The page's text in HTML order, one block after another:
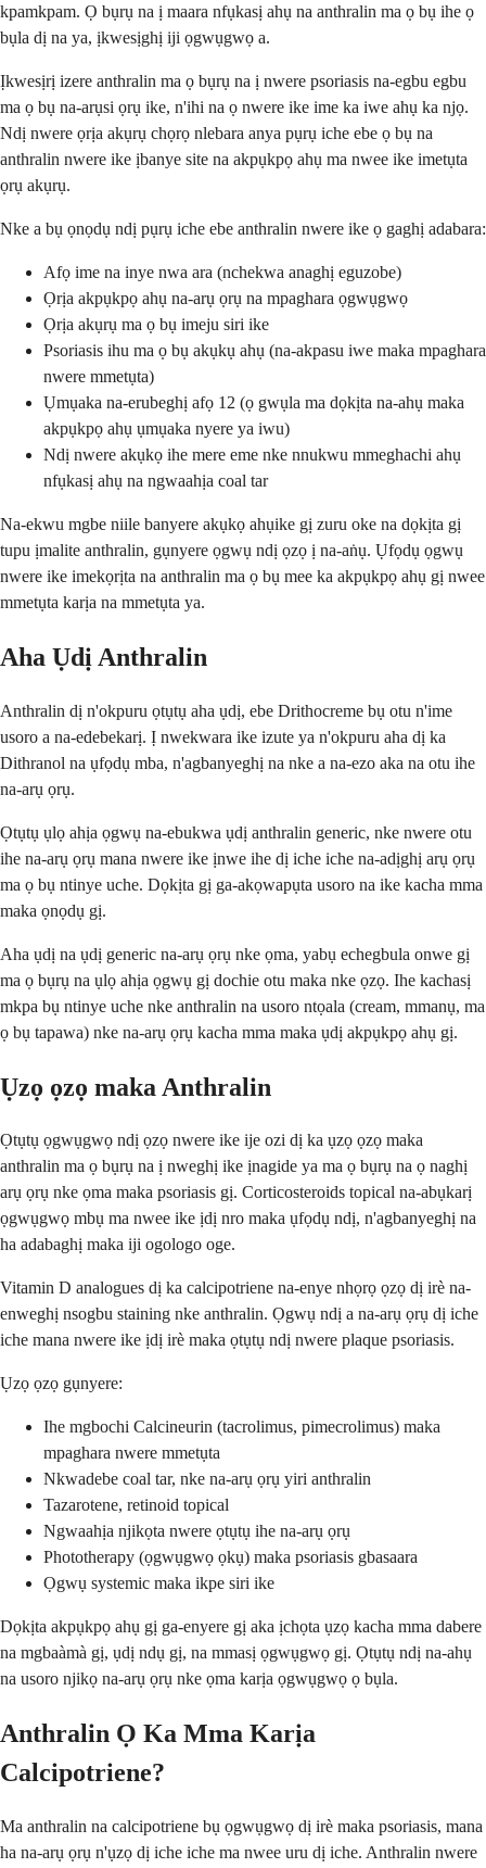
kpamkpam. Ọ bụrụ na ị maara nfụkasị ahụ na anthralin ma ọ bụ ihe ọ
bụla dị na ya, ịkwesịghị iji ọgwụgwọ a.
Ịkwesịrị izere anthralin ma ọ bụrụ na ị nwere psoriasis na-egbu egbu
ma ọ bụ na-arụsi ọrụ ike, n'ihi na ọ nwere ike ime ka iwe ahụ ka njọ.
Ndị nwere ọrịa akụrụ chọrọ nlebara anya pụrụ iche ebe ọ bụ na
anthralin nwere ike ịbanye site na akpụkpọ ahụ ma nwee ike imetụta
ọrụ akụrụ.
Nke a bụ ọnọdụ ndị pụrụ iche ebe anthralin nwere ike ọ gaghị adabara:
Afọ ime na inye nwa ara (nchekwa anaghị eguzobe)
Ọrịa akpụkpọ ahụ na-arụ ọrụ na mpaghara ọgwụgwọ
Ọrịa akụrụ ma ọ bụ imeju siri ike
Psoriasis ihu ma ọ bụ akụkụ ahụ (na-akpasu iwe maka mpaghara
nwere mmetụta)
Ụmụaka na-erubeghị afọ 12 (ọ gwụla ma dọkịta na-ahụ maka
akpụkpọ ahụ ụmụaka nyere ya iwu)
Ndị nwere akụkọ ihe mere eme nke nnukwu mmeghachi ahụ
nfụkasị ahụ na ngwaahịa coal tar
Na-ekwu mgbe niile banyere akụkọ ahụike gị zuru oke na dọkịta gị
tupu ịmalite anthralin, gụnyere ọgwụ ndị ọzọ ị na-aṅụ. Ụfọdụ ọgwụ
nwere ike imekọrịta na anthralin ma ọ bụ mee ka akpụkpọ ahụ gị nwee
mmetụta karịa na mmetụta ya.
Aha Ụdị Anthralin
Anthralin dị n'okpuru ọtụtụ aha ụdị, ebe Drithocreme bụ otu n'ime
usoro a na-edebekarị. Ị nwekwara ike izute ya n'okpuru aha dị ka
Dithranol na ụfọdụ mba, n'agbanyeghị na nke a na-ezo aka na otu ihe
na-arụ ọrụ.
Ọtụtụ ụlọ ahịa ọgwụ na-ebukwa ụdị anthralin generic, nke nwere otu
ihe na-arụ ọrụ mana nwere ike ịnwe ihe dị iche iche na-adịghị arụ ọrụ
ma ọ bụ ntinye uche. Dọkịta gị ga-akọwapụta usoro na ike kacha mma
maka ọnọdụ gị.
Aha ụdị na ụdị generic na-arụ ọrụ nke ọma, yabụ echegbula onwe gị
ma ọ bụrụ na ụlọ ahịa ọgwụ gị dochie otu maka nke ọzọ. Ihe kachasị
mkpa bụ ntinye uche nke anthralin na usoro ntọala (cream, mmanụ, ma
ọ bụ tapawa) nke na-arụ ọrụ kacha mma maka ụdị akpụkpọ ahụ gị.
Ụzọ ọzọ maka Anthralin
Ọtụtụ ọgwụgwọ ndị ọzọ nwere ike ije ozi dị ka ụzọ ọzọ maka
anthralin ma ọ bụrụ na ị nweghị ike ịnagide ya ma ọ bụrụ na ọ naghị
arụ ọrụ nke ọma maka psoriasis gị. Corticosteroids topical na-abụkarị
ọgwụgwọ mbụ ma nwee ike ịdị nro maka ụfọdụ ndị, n'agbanyeghị na
ha adabaghị maka iji ogologo oge.
Vitamin D analogues dị ka calcipotriene na-enye nhọrọ ọzọ dị irè na-
enweghị nsogbu staining nke anthralin. Ọgwụ ndị a na-arụ ọrụ dị iche
iche mana nwere ike ịdị irè maka ọtụtụ ndị nwere plaque psoriasis.
Ụzọ ọzọ gụnyere:
Ihe mgbochi Calcineurin (tacrolimus, pimecrolimus) maka
mpaghara nwere mmetụta
Nkwadebe coal tar, nke na-arụ ọrụ yiri anthralin
Tazarotene, retinoid topical
Ngwaahịa njikọta nwere ọtụtụ ihe na-arụ ọrụ
Phototherapy (ọgwụgwọ ọkụ) maka psoriasis gbasaara
Ọgwụ systemic maka ikpe siri ike
Dọkịta akpụkpọ ahụ gị ga-enyere gị aka ịchọta ụzọ kacha mma dabere
na mgbaàmà gị, ụdị ndụ gị, na mmasị ọgwụgwọ gị. Ọtụtụ ndị na-ahụ
na usoro njikọ na-arụ ọrụ nke ọma karịa ọgwụgwọ ọ bụla.
Anthralin Ọ Ka Mma Karịa
Calcipotriene?
Ma anthralin na calcipotriene bụ ọgwụgwọ dị irè maka psoriasis, mana
ha na-arụ ọrụ n'ụzọ dị iche iche ma nwee uru dị iche. Anthralin nwere